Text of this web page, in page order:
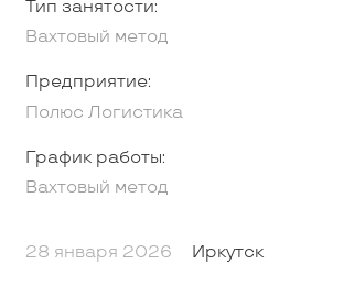
Тип занятости:
Вахтовый метод
Предприятие:
Полюс Логистика
График работы:
Вахтовый метод
28 января 2026 Иркутск